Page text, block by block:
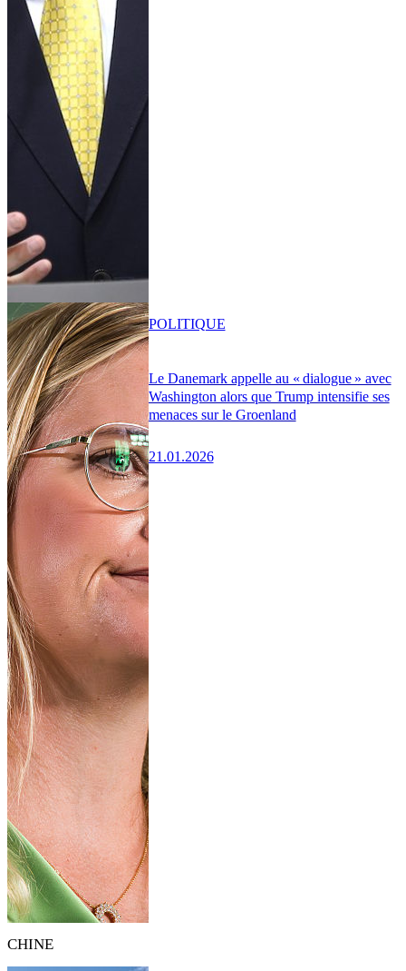
Le Danemark appelle au « dialogue » avec
Washington alors que Trump intensifie ses
menaces sur le Groenland
21.01.2026
POLITIQUE
CHINE